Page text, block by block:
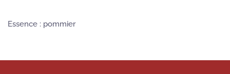
Essence : pommier